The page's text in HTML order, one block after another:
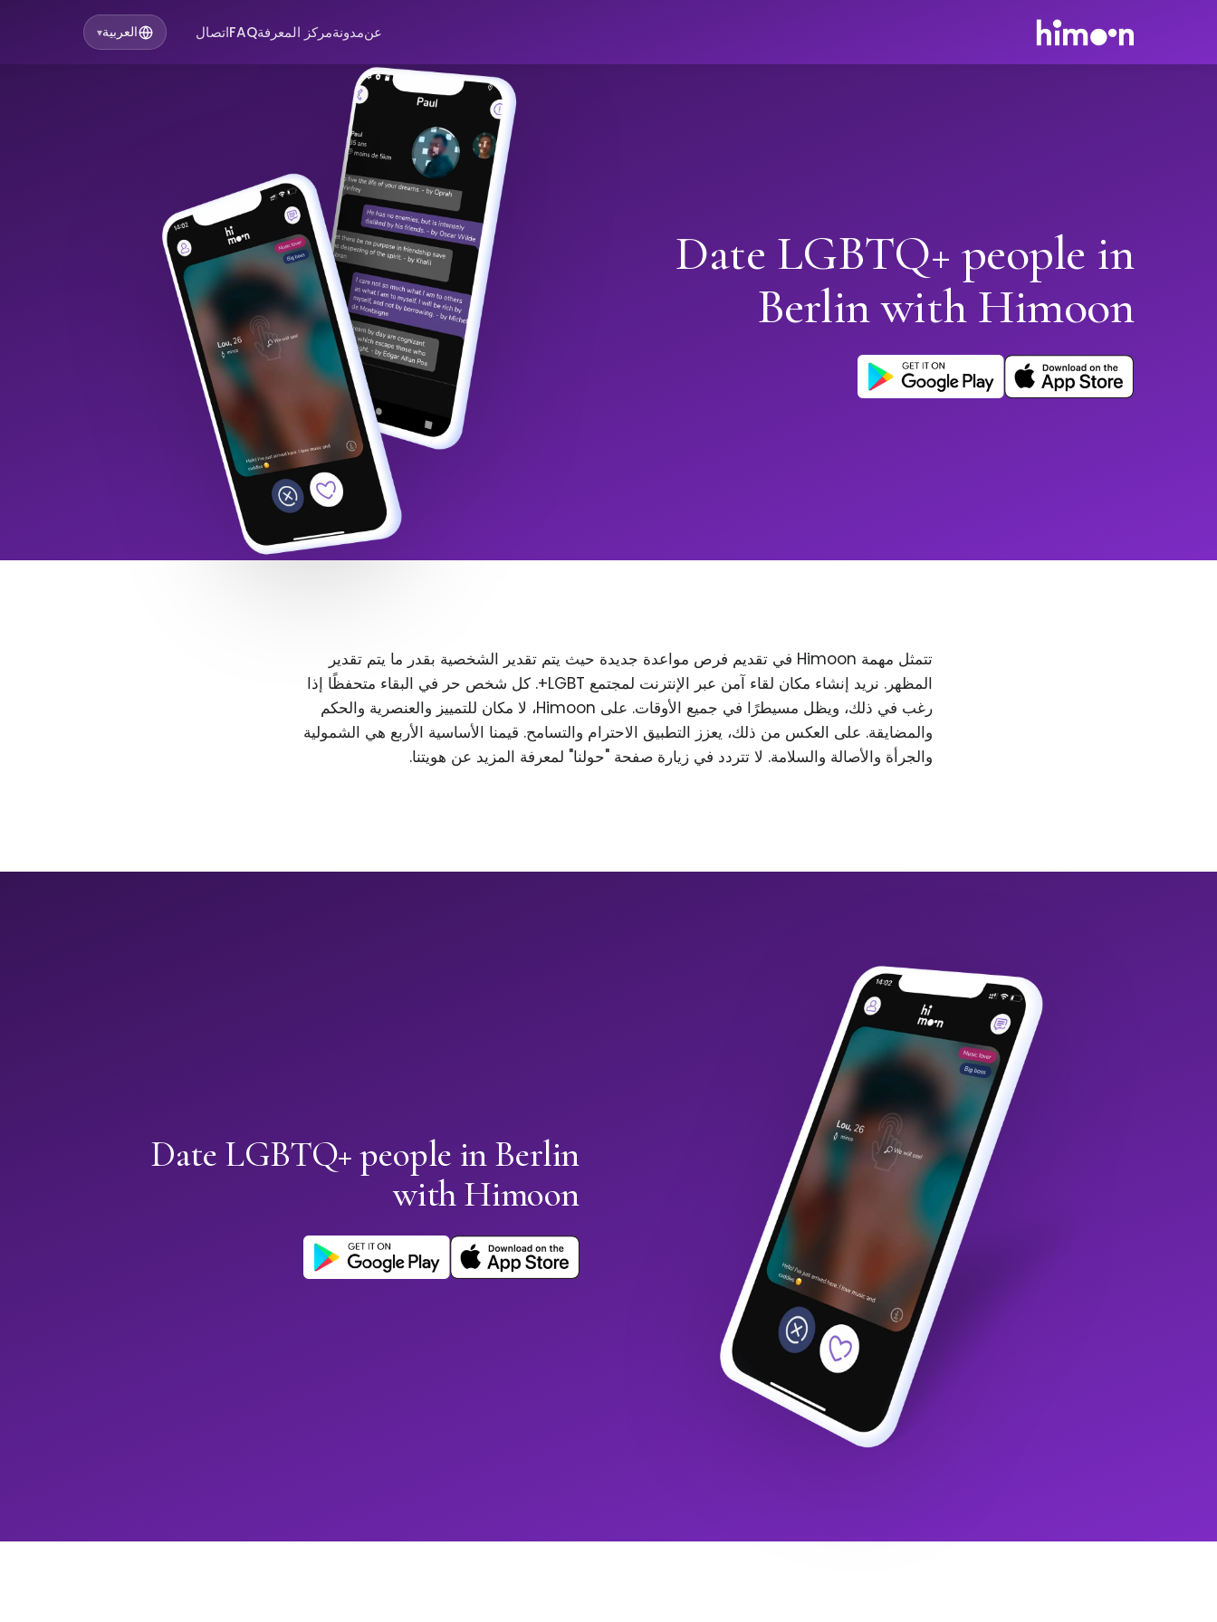
عنمدونةمركز المعرفةFAQاتصال العربية▾
Date LGBTQ+ people in
Berlin with Himoon
تتمثل مهمة Himoon في تقديم فرص مواعدة جديدة حيث يتم تقدير الشخصية بقدر ما يتم تقدير
المظهر. نريد إنشاء مكان لقاء آمن عبر الإنترنت لمجتمع LGBT+. كل شخص حر في البقاء متحفظًا إذا
رغب في ذلك، ويظل مسيطرًا في جميع الأوقات. على Himoon، لا مكان للتمييز والعنصرية والحكم
والمضايقة. على العكس من ذلك، يعزز التطبيق الاحترام والتسامح. قيمنا الأساسية الأربع هي الشمولية
والجرأة والأصالة والسلامة. لا تتردد في زيارة صفحة "حولنا" لمعرفة المزيد عن هويتنا.
Date LGBTQ+ people in Berlin
with Himoon